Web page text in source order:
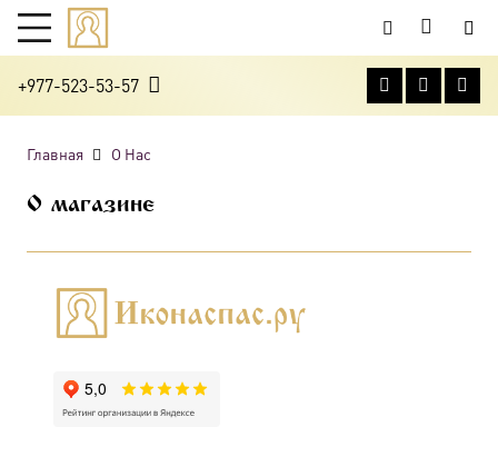
+977-523-53-57
Главная О Нас
О магазине